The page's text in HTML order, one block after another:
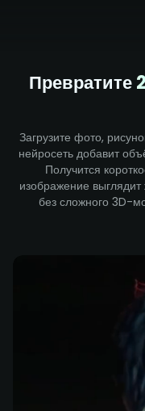
Превратите
Загрузите фото,
нейросеть добавит
Получится
изображение
без сложного 3D-